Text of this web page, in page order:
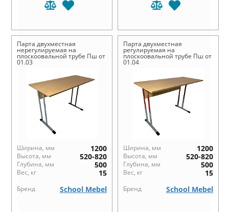
Парта двухместная
нерегулируемая на
плоскоовальной трубе Пш от
01.03
Ширина, мм 1200
Высота, мм 520-820
Глубина, мм 500
Вес, кг 15
Бренд School Mebel
Парта двухместная
регулируемая на
плоскоовальной трубе Пш от
01.04
Ширина, мм 1200
Высота, мм 520-820
Глубина, мм 500
Вес, кг 15
Бренд School Mebel